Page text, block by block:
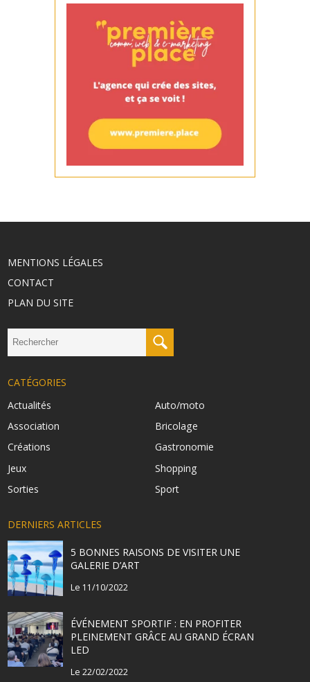
MENTIONS LÉGALES
CONTACT
PLAN DU SITE
CATÉGORIES
Actualités
Auto/moto
Association
Bricolage
Créations
Gastronomie
Jeux
Shopping
Sorties
Sport
DERNIERS ARTICLES
5 BONNES RAISONS DE VISITER UNE
GALERIE D’ART
Le 11/10/2022
ÉVÉNEMENT SPORTIF : EN PROFITER
PLEINEMENT GRÂCE AU GRAND ÉCRAN
LED
Le 22/02/2022